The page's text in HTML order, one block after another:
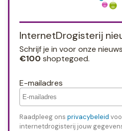
InternetDrogisterij
Schrijf je in voor onze
€100 shoptegoed.
E-mailadres
Raadpleeg ons privacybeleid
internetdrogisterij jouw